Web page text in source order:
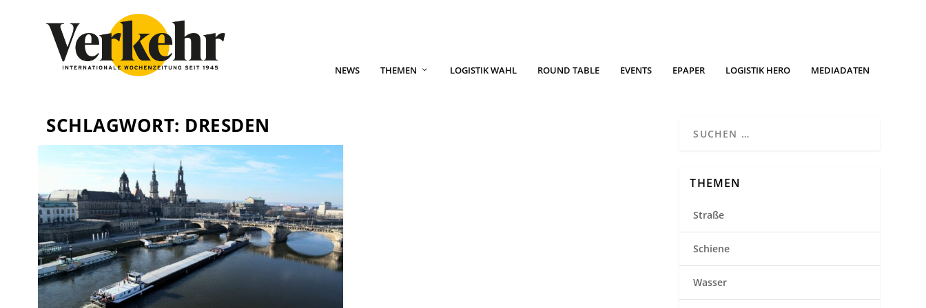
NEWS THEMEN LOGISTIK WAHL ROUND TABLE EVENTS EPAPER LOGISTIK HERO MEDIADATEN
SCHLAGWORT: DRESDEN
THEMEN
Straße
Schiene
Wasser